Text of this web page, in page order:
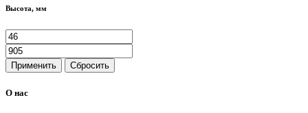
Высота, мм
Применить Сбросить
О нас